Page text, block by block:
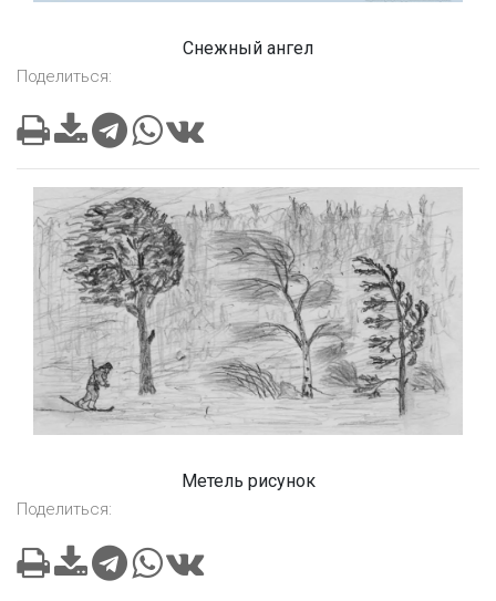
Снежный ангел
Поделиться:
Метель рисунок
Поделиться: